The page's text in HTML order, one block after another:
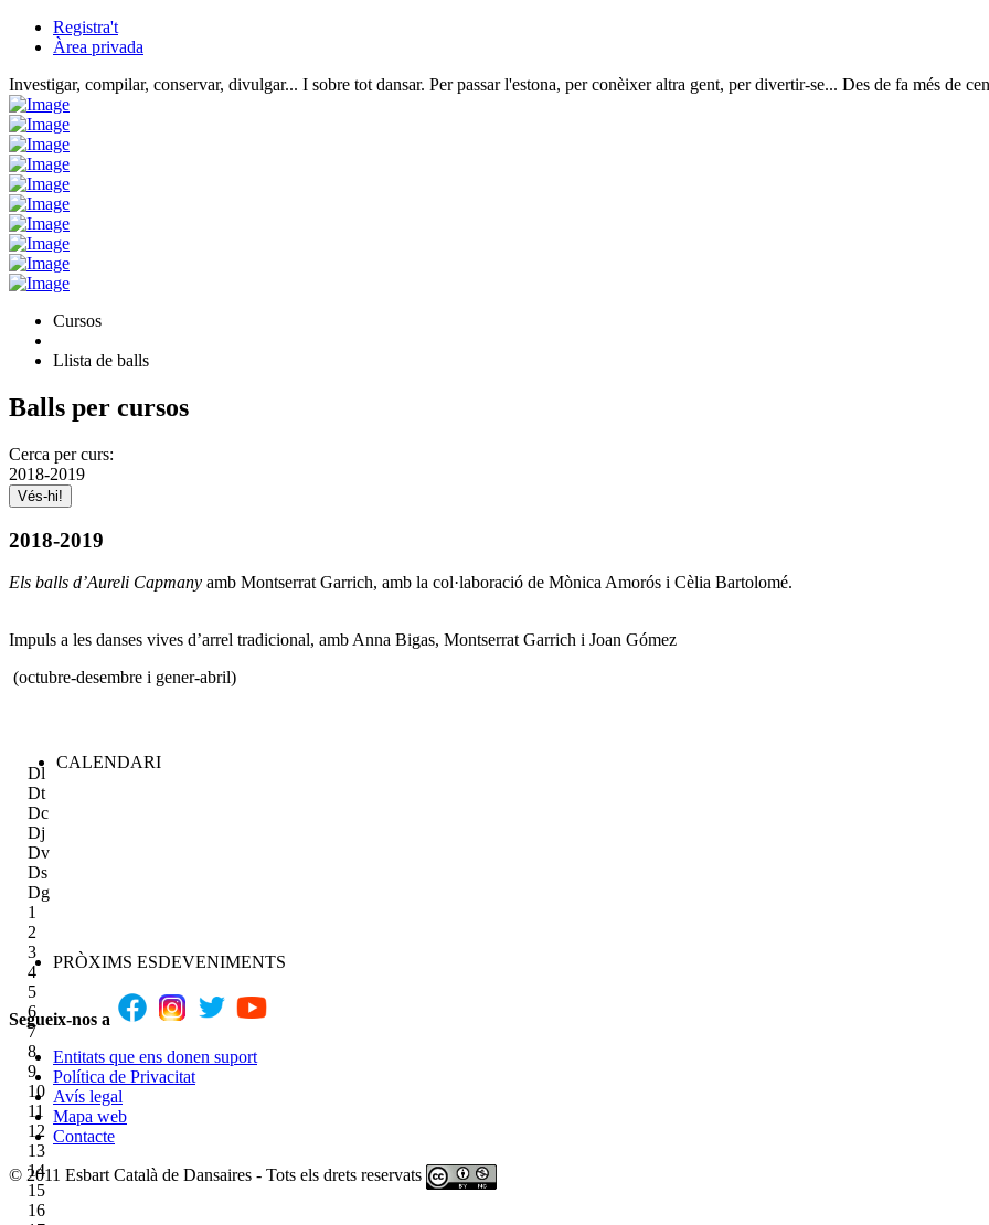
Registra't
Àrea privada
Investigar, compilar, conservar, divulgar... I sobre tot dansar. Per passar l'estona, per conèixer altra gent, per divertir-se... Des de fa més de
Cursos
Llista de balls
Balls per cursos
Cerca per curs:
2018-2019
2018-2019
Els balls d’Aureli Capmany amb Montserrat Garrich, amb la col·laboració de Mònica Amorós i Cèlia Bartolomé.
Impuls a les danses vives d’arrel tradicional, amb Anna Bigas, Montserrat Garrich i Joan Gómez
(octubre-desembre i gener-abril)
CALENDARI
Dl
Dt
Dc
Dj
Dv
Ds
Dg
1
2
3
4
5
6
7
8
9
10
11
12
13
14
15
16
PRÒXIMS ESDEVENIMENTS
Segueix-nos a
Entitats que ens donen suport
Política de Privacitat
Avís legal
Mapa web
Contacte
© 2011 Esbart Català de Dansaires - Tots els drets reservats